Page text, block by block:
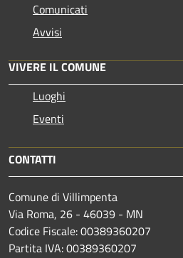
Comunicati
Avvisi
VIVERE IL COMUNE
Luoghi
Eventi
CONTATTI
Comune di Villimpenta
Via Roma, 26 - 46039 - MN
Codice Fiscale: 00389360207
Partita IVA: 00389360207